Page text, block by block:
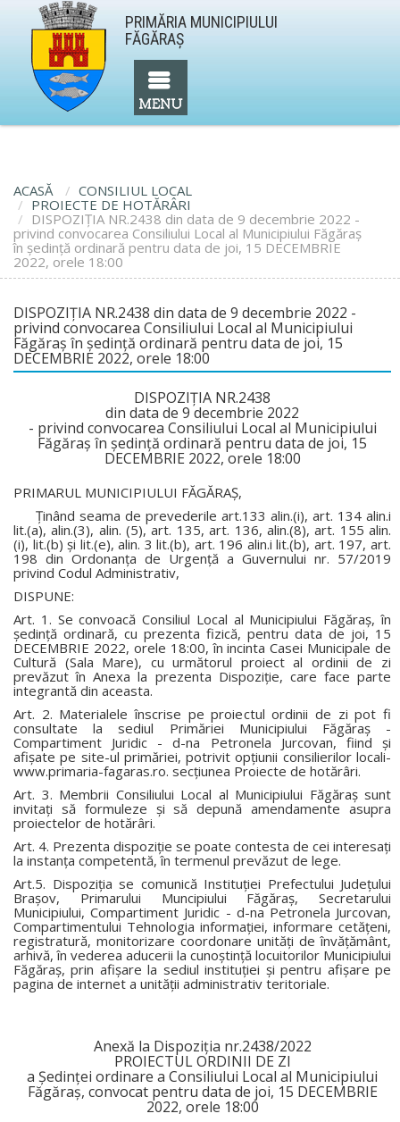
PRIMĂRIA MUNICIPIULUI
FĂGĂRAŞ
ACASĂ
CONSILIUL LOCAL
PROIECTE DE HOTĂRÂRI
DISPOZIŢIA NR.2438 din data de 9 decembrie 2022 -
privind convocarea Consiliului Local al Municipiului Făgăraş
în şedinţă ordinară pentru data de joi, 15 DECEMBRIE
2022, orele 18:00
DISPOZIŢIA NR.2438 din data de 9 decembrie 2022 -
privind convocarea Consiliului Local al Municipiului
Făgăraş în şedinţă ordinară pentru data de joi, 15
DECEMBRIE 2022, orele 18:00
DISPOZIŢIA NR.2438
din data de 9 decembrie 2022
- privind convocarea Consiliului Local al Municipiului
Făgăraş în şedinţă ordinară pentru data de joi, 15
DECEMBRIE 2022, orele 18:00
PRIMARUL MUNICIPIULUI FĂGĂRAŞ,
Ţinând seama de prevederile art.133 alin.(i), art. 134 alin.i
lit.(a), alin.(3), alin. (5), art. 135, art. 136, alin.(8), art. 155 alin.
(i), lit.(b) şi lit.(e), alin. 3 lit.(b), art. 196 alin.i lit.(b), art. 197, art.
198 din Ordonanţa de Urgenţă a Guvernului nr. 57/2019
privind Codul Administrativ,
DISPUNE:
Art. 1. Se convoacă Consiliul Local al Municipiului Făgăraş, în
şedinţă ordinară, cu prezenta fizică, pentru data de joi, 15
DECEMBRIE 2022, orele 18:00, în incinta Casei Municipale de
Cultură (Sala Mare), cu următorul proiect al ordinii de zi
prevăzut în Anexa la prezenta Dispoziţie, care face parte
integrantă din aceasta.
Art. 2. Materialele înscrise pe proiectul ordinii de zi pot fi
consultate la sediul Primăriei Municipiului Făgăraş -
Compartiment Juridic - d-na Petronela Jurcovan, fiind şi
afişate pe site-ul primăriei, potrivit opţiunii consilierilor locali-
www.primaria-fagaras.ro. secţiunea Proiecte de hotărâri.
Art. 3. Membrii Consiliului Local al Municipiului Făgăraş sunt
invitaţi să formuleze şi să depună amendamente asupra
proiectelor de hotărâri.
Art. 4. Prezenta dispoziţie se poate contesta de cei interesaţi
la instanţa competentă, în termenul prevăzut de lege.
Art.5. Dispoziţia se comunică Instituţiei Prefectului Judeţului
Braşov, Primarului Muncipiului Făgăraş, Secretarului
Municipiului, Compartiment Juridic - d-na Petronela Jurcovan,
Compartimentului Tehnologia informaţiei, informare cetăţeni,
registratură, monitorizare coordonare unităţi de învăţământ,
arhivă, în vederea aducerii la cunoştinţă locuitorilor Municipiului
Făgăraş, prin afişare la sediul instituţiei şi pentru afişare pe
pagina de internet a unităţii administrativ teritoriale.
Anexă la Dispoziţia nr.2438/2022
PROIECTUL ORDINII DE ZI
a Şedinţei ordinare a Consiliului Local al Municipiului
Făgăraş, convocat pentru data de joi, 15 DECEMBRIE
2022, orele 18:00